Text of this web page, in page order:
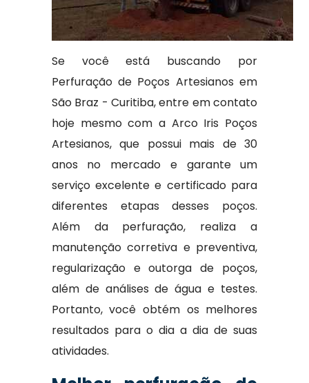
Se você está buscando por
Perfuração de Poços Artesianos em
São Braz - Curitiba, entre em contato
hoje mesmo com a Arco Iris Poços
Artesianos, que possui mais de 30
anos no mercado e garante um
serviço excelente e certificado para
diferentes etapas desses poços.
Além da perfuração, realiza a
manutenção corretiva e preventiva,
regularização e outorga de poços,
além de análises de água e testes.
Portanto, você obtém os melhores
resultados para o dia a dia de suas
atividades.